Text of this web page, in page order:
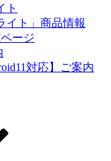
ト
イト」商品情報
ージ
対応】ご案内